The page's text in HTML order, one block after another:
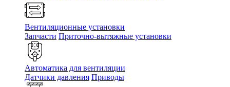
Вентиляционные установки
Запчасти Приточно-вытяжные установки
Автоматика для вентиляции
Датчики давления Приводы